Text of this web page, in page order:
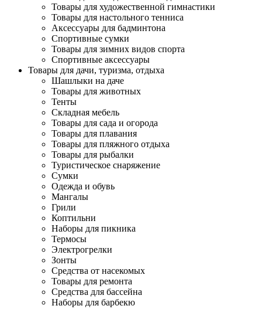
Товары для художественной гимнастики
Товары для настольного тенниса
Аксессуары для бадминтона
Спортивные сумки
Товары для зимних видов спорта
Спортивные аксессуары
Товары для дачи, туризма, отдыха
Шашлыки на даче
Товары для животных
Тенты
Складная мебель
Товары для сада и огорода
Товары для плавания
Товары для пляжного отдыха
Товары для рыбалки
Туристическое снаряжение
Сумки
Одежда и обувь
Мангалы
Грили
Коптильни
Наборы для пикника
Термосы
Электрогрелки
Зонты
Средства от насекомых
Товары для ремонта
Средства для бассейна
Наборы для барбекю